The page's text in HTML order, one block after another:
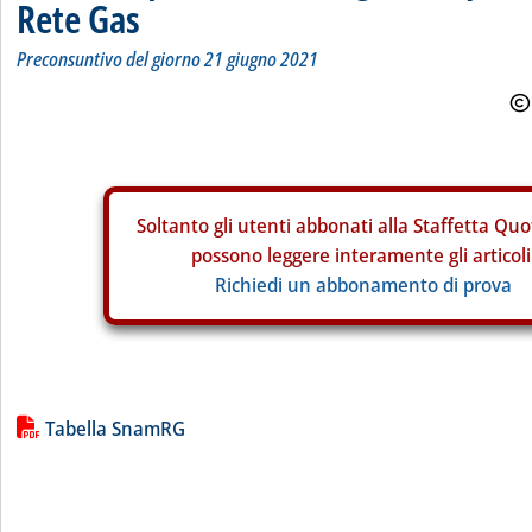
Rete Gas
Preconsuntivo del giorno 21 giugno 2021
Soltanto gli utenti abbonati alla Staffetta
possono leggere interamente gli
Richiedi un abbonamento di prova
Lista allegati PDF alla notizia
Tabella SnamRG